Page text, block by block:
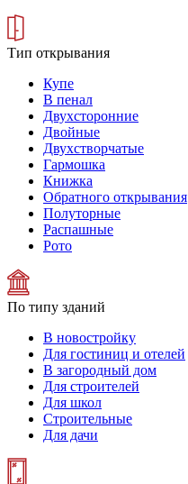
Тип открывания
Купе
В пенал
Двухсторонние
Двойные
Двухстворчатые
Гармошка
Книжка
Обратного открывания
Полуторные
Распашные
Рото
По типу зданий
В новостройку
Для гостиниц и отелей
В загородный дом
Для строителей
Для школ
Строительные
Для дачи